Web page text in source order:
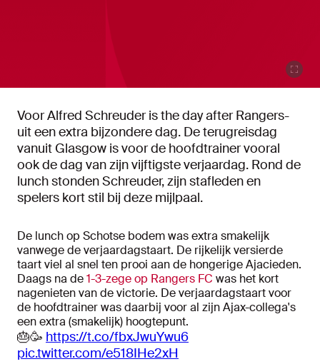
Voor Alfred Schreuder is the day after Rangers-
uit een extra bijzondere dag. De terugreisdag
vanuit Glasgow is voor de hoofdtrainer vooral
ook de dag van zijn vijftigste verjaardag. Rond de
lunch stonden Schreuder, zijn stafleden en
spelers kort stil bij deze mijlpaal.
De lunch op Schotse bodem was extra smakelijk
vanwege de verjaardagstaart. De rijkelijk versierde
taart viel al snel ten prooi aan de hongerige Ajacieden.
Daags na de1-3-zege op Rangers FC was het kort
nagenieten van de victorie. De verjaardagstaart voor
de hoofdtrainer was daarbij voor al zijn Ajax-collega's
een extra (smakelijk) hoogtepunt.
🎂🥳 https://t.co/fbxJwuYwu6
pic.twitter.com/e518IHe2xH